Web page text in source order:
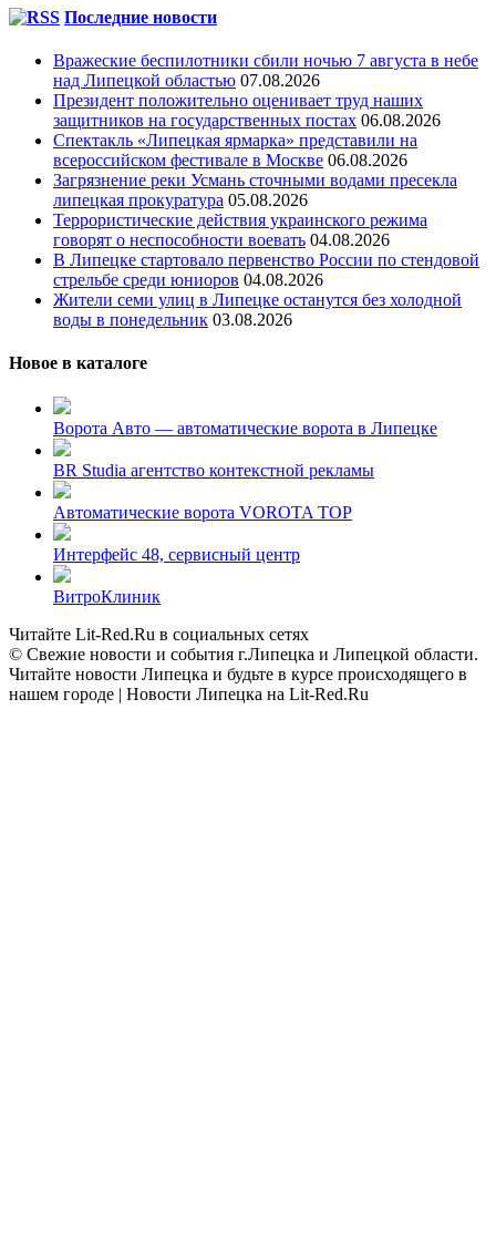
Последние новости
Вражеские беспилотники сбили ночью 7 августа в небе
над Липецкой областью 07.08.2026
Президент положительно оценивает труд наших
защитников на государственных постах 06.08.2026
Спектакль «Липецкая ярмарка» представили на
всероссийском фестивале в Москве 06.08.2026
Загрязнение реки Усмань сточными водами пресекла
липецкая прокуратура 05.08.2026
Террористические действия украинского режима
говорят о неспособности воевать 04.08.2026
В Липецке стартовало первенство России по стендовой
стрельбе среди юниоров 04.08.2026
Жители семи улиц в Липецке останутся без холодной
воды в понедельник 03.08.2026
Новое в каталоге
Ворота Авто — автоматические ворота в Липецке
BR Studia агентство контекстной рекламы
Автоматические ворота VOROTA TOP
Интерфейс 48, сервисный центр
ВитроКлиник
Читайте Lit-Red.Ru в социальных сетях
© Свежие новости и события г.Липецка и Липецкой области.
Читайте новости Липецка и будьте в курсе происходящего в
нашем городе | Новости Липецка на Lit-Red.Ru